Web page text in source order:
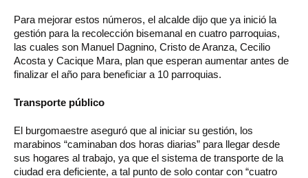
Para mejorar estos números, el alcalde dijo que ya inició la
gestión para la recolección bisemanal en cuatro parroquias,
las cuales son Manuel Dagnino, Cristo de Aranza, Cecilio
Acosta y Cacique Mara, plan que esperan aumentar antes de
finalizar el año para beneficiar a 10 parroquias.
Transporte público
El burgomaestre aseguró que al iniciar su gestión, los
marabinos “caminaban dos horas diarias” para llegar desde
sus hogares al trabajo, ya que el sistema de transporte de la
ciudad era deficiente, a tal punto de solo contar con “cuatro